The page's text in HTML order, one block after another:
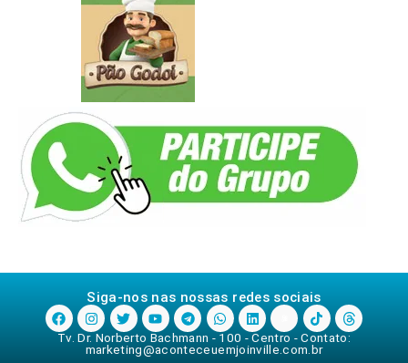
Siga-nos nas nossas redes sociais
Tv. Dr. Norberto Bachmann - 100 - Centro - Contato:
marketing@aconteceuemjoinville.com.br